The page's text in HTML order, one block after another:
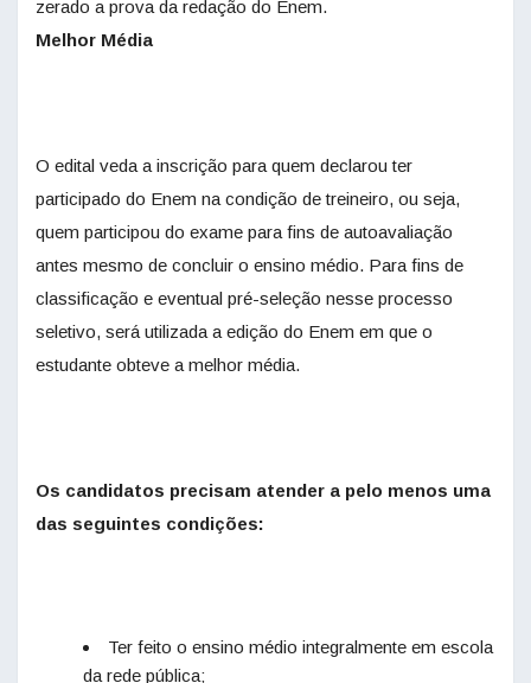
zerado a prova da redação do Enem.
Melhor Média
O edital veda a inscrição para quem declarou ter
participado do Enem na condição de treineiro, ou seja,
quem participou do exame para fins de autoavaliação
antes mesmo de concluir o ensino médio. Para fins de
classificação e eventual pré-seleção nesse processo
seletivo, será utilizada a edição do Enem em que o
estudante obteve a melhor média.
Os candidatos precisam atender a pelo menos uma
das seguintes condições:
Ter feito o ensino médio integralmente em escola
da rede pública;